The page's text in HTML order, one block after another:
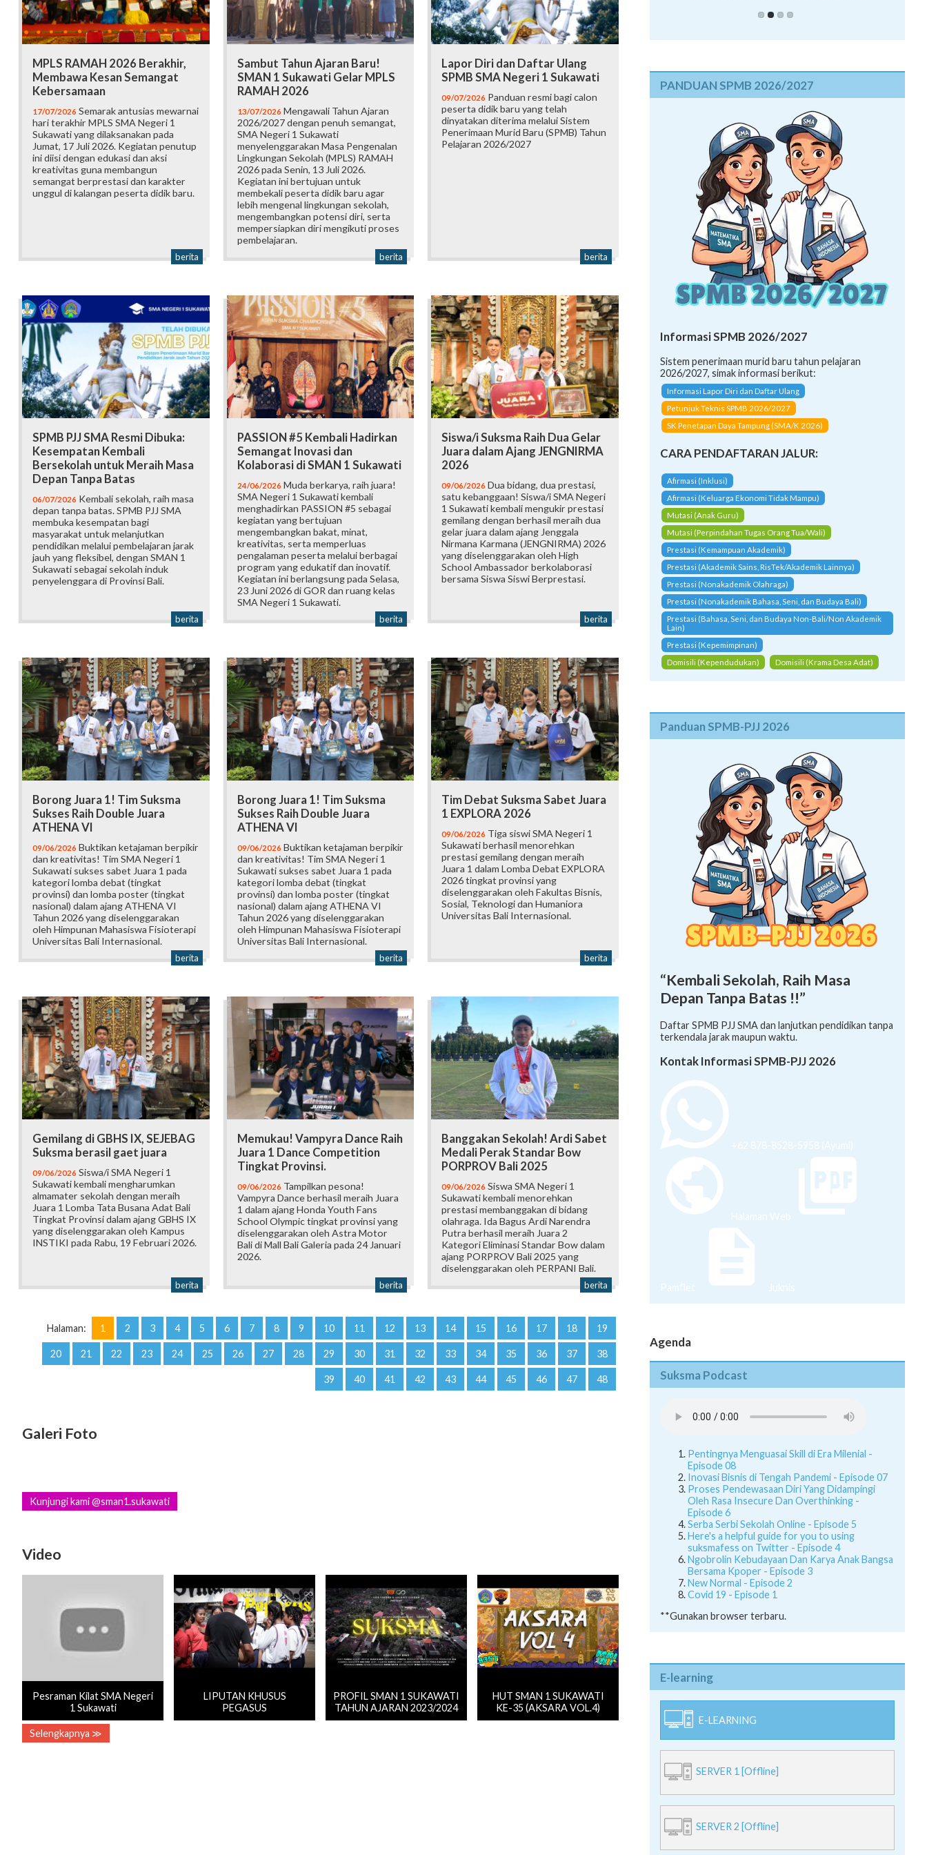
MPLS RAMAH 2026 Berakhir,
Membawa Kesan Semangat
Kebersamaan
17/07/2026 Semarak antusias mewarnai
hari terakhir MPLS SMA Negeri 1
Sukawati yang dilaksanakan pada
Jumat, 17 Juli 2026. Kegiatan penutup
ini diisi dengan edukasi dan aksi
kreativitas guna membangun
semangat berprestasi dan karakter
unggul di kalangan peserta didik baru.
berita
Sambut Tahun Ajaran Baru!
SMAN 1 Sukawati Gelar MPLS
RAMAH 2026
13/07/2026 Mengawali Tahun Ajaran
2026/2027 dengan penuh semangat,
SMA Negeri 1 Sukawati
menyelenggarakan Masa Pengenalan
Lingkungan Sekolah (MPLS) RAMAH
2026 pada Senin, 13 Juli 2026.
Kegiatan ini bertujuan untuk
membekali peserta didik baru agar
lebih mengenal lingkungan sekolah,
mengembangkan potensi diri, serta
mempersiapkan diri mengikuti proses
pembelajaran.
berita
Lapor Diri dan Daftar Ulang
SPMB SMA Negeri 1 Sukawati
09/07/2026 Panduan resmi bagi calon
peserta didik baru yang telah
dinyatakan diterima melalui Sistem
Penerimaan Murid Baru (SPMB) Tahun
Pelajaran 2026/2027
berita
SPMB PJJ SMA Resmi Dibuka:
Kesempatan Kembali
Bersekolah untuk Meraih Masa
Depan Tanpa Batas
06/07/2026 Kembali sekolah, raih masa
depan tanpa batas. SPMB PJJ SMA
membuka kesempatan bagi
masyarakat untuk melanjutkan
pendidikan melalui pembelajaran jarak
jauh yang fleksibel, dengan SMAN 1
Sukawati sebagai sekolah induk
penyelenggara di Provinsi Bali.
berita
PASSION #5 Kembali Hadirkan
Semangat Inovasi dan
Kolaborasi di SMAN 1 Sukawati
24/06/2026 Muda berkarya, raih juara!
SMA Negeri 1 Sukawati kembali
menghadirkan PASSION #5 sebagai
kegiatan yang bertujuan
mengembangkan bakat, minat,
kreativitas, serta memperluas
pengalaman peserta melalui berbagai
program yang edukatif dan inovatif.
Kegiatan ini berlangsung pada Selasa,
23 Juni 2026 di GOR dan ruang kelas
SMA Negeri 1 Sukawati.
berita
Siswa/i Suksma Raih Dua Gelar
Juara dalam Ajang JENGNIRMA
2026
09/06/2026 Dua bidang, dua prestasi,
satu kebanggaan! Siswa/i SMA Negeri
1 Sukawati kembali mengukir prestasi
gemilang dengan berhasil meraih dua
gelar juara dalam ajang Jenggala
Nirmana Karmana (JENGNIRMA) 2026
yang diselenggarakan oleh High
School Ambassador berkolaborasi
bersama Siswa Siswi Berprestasi.
berita
Borong Juara 1! Tim Suksma
Sukses Raih Double Juara
ATHENA VI
09/06/2026 Buktikan ketajaman berpikir
dan kreativitas! Tim SMA Negeri 1
Sukawati sukses sabet Juara 1 pada
kategori lomba debat (tingkat
provinsi) dan lomba poster (tingkat
nasional) dalam ajang ATHENA VI
Tahun 2026 yang diselenggarakan
oleh Himpunan Mahasiswa Fisioterapi
Universitas Bali Internasional.
berita
Borong Juara 1! Tim Suksma
Sukses Raih Double Juara
ATHENA VI
09/06/2026 Buktikan ketajaman berpikir
dan kreativitas! Tim SMA Negeri 1
Sukawati sukses sabet Juara 1 pada
kategori lomba debat (tingkat
provinsi) dan lomba poster (tingkat
nasional) dalam ajang ATHENA VI
Tahun 2026 yang diselenggarakan
oleh Himpunan Mahasiswa Fisioterapi
Universitas Bali Internasional.
berita
Tim Debat Suksma Sabet Juara
1 EXPLORA 2026
09/06/2026 Tiga siswi SMA Negeri 1
Sukawati berhasil menorehkan
prestasi gemilang dengan meraih
Juara 1 dalam Lomba Debat EXPLORA
2026 tingkat provinsi yang
diselenggarakan oleh Fakultas Bisnis,
Sosial, Teknologi dan Humaniora
Universitas Bali Internasional.
berita
Gemilang di GBHS IX, SEJEBAG
Suksma berasil gaet juara
09/06/2026 Siswa/i SMA Negeri 1
Sukawati kembali mengharumkan
almamater sekolah dengan meraih
Juara 1 Lomba Tata Busana Adat Bali
Tingkat Provinsi dalam ajang GBHS IX
yang diselenggarakan oleh Kampus
INSTIKI pada Rabu, 19 Februari 2026.
berita
Memukau! Vampyra Dance Raih
Juara 1 Dance Competition
Tingkat Provinsi.
09/06/2026 Tampilkan pesona!
Vampyra Dance berhasil meraih Juara
1 dalam ajang Honda Youth Fans
School Olympic tingkat provinsi yang
diselenggarakan oleh Astra Motor
Bali di Mall Bali Galeria pada 24 Januari
2026.
berita
Banggakan Sekolah! Ardi Sabet
Medali Perak Standar Bow
PORPROV Bali 2025
09/06/2026 Siswa SMA Negeri 1
Sukawati kembali menorehkan
prestasi membanggakan di bidang
olahraga. Ida Bagus Ardi Narendra
Putra berhasil meraih Juara 2
Kategori Eliminasi Standar Bow dalam
ajang PORPROV Bali 2025 yang
diselenggarakan oleh PERPANI Bali.
berita
Halaman: 1 2 3 4 5 6 7 8 9 10 11 12 13 14 15 16 17 18 19
20 21 22 23 24 25 26 27 28 29 30 31 32 33 34 35 36 37 38
39 40 41 42 43 44 45 46 47 48
Galeri Foto
Kunjungi kami @sman1.sukawati
Video
Pesraman Kilat SMA Negeri
1 Sukawati
LIPUTAN KHUSUS
PEGASUS
PROFIL SMAN 1 SUKAWATI
TAHUN AJARAN 2023/2024
HUT SMAN 1 SUKAWATI
KE-35 (AKSARA VOL.4)
Selengkapnya ≫
PANDUAN SPMB 2026/2027
Informasi SPMB 2026/2027
Sistem penerimaan murid baru tahun pelajaran
2026/2027, simak informasi berikut:
Informasi Lapor Diri dan Daftar Ulang
Petunjuk Teknis SPMB 2026/2027
SK Penetapan Daya Tampung (SMA/K 2026)
CARA PENDAFTARAN JALUR:
Afirmasi (Inklusi)
Afirmasi (Keluarga Ekonomi Tidak Mampu)
Mutasi (Anak Guru)
Mutasi (Perpindahan Tugas Orang Tua/Wali)
Prestasi (Kemampuan Akademik)
Prestasi (Akademik Sains, RisTek/Akademik Lainnya)
Prestasi (Nonakademik Olahraga)
Prestasi (Nonakademik Bahasa, Seni, dan Budaya Bali)
Prestasi (Bahasa, Seni, dan Budaya Non-Bali/Non Akademik
Lain)
Prestasi (Kepemimpinan)
Domisili (Kependudukan)
Domisili (Krama Desa Adat)
Panduan SPMB-PJJ 2026
“Kembali Sekolah, Raih Masa
Depan Tanpa Batas !!”
Daftar SPMB PJJ SMA dan lanjutkan pendidikan tanpa
terkendala jarak maupun waktu.
Kontak Informasi SPMB-PJJ 2026
+62 878-8528-5958 (Ayumi)
Halaman Web
Pamflet Juknis
Agenda
Suksma Podcast
Pentingnya Menguasai Skill di Era Milenial -
Episode 08
Inovasi Bisnis di Tengah Pandemi - Episode 07
Proses Pendewasaan Diri Yang Didampingi
Oleh Rasa Insecure Dan Overthinking -
Episode 6
Serba Serbi Sekolah Online - Episode 5
Here's a helpful guide for you to using
suksmafess on Twitter - Episode 4
Ngobrolin Kebudayaan Dan Karya Anak Bangsa
Bersama Kpoper - Episode 3
New Normal - Episode 2
Covid 19 - Episode 1
**Gunakan browser terbaru.
E-learning
E-LEARNING
SERVER 1 [Offline]
SERVER 2 [Offline]